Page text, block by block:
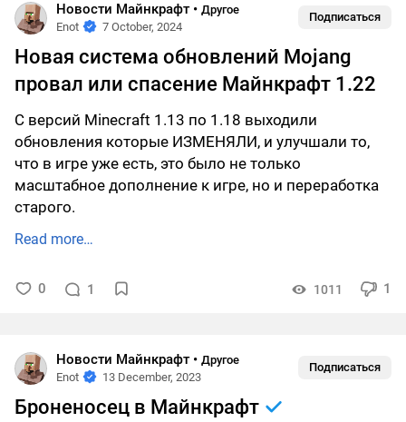
Новости Майнкрафт• Другое
Enot
7 October, 2024
Подписаться
Новая система обновлений Mojang
провал или спасение Майнкрафт 1.22
С версий Minecraft 1.13 по 1.18 выходили
обновления которые ИЗМЕНЯЛИ, и улучшали то,
что в игре уже есть, это было не только
масштабное дополнение к игре, но и переработка
старого.
Read more…
0 1 1011 1
Новости Майнкрафт• Другое
Enot
13 December, 2023
Подписаться
Броненосец в Майнкрафт